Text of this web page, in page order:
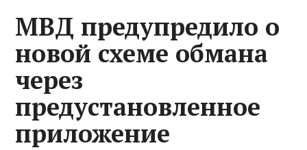
МВД предупредило о
новой схеме обмана
через
предустановленное
приложение